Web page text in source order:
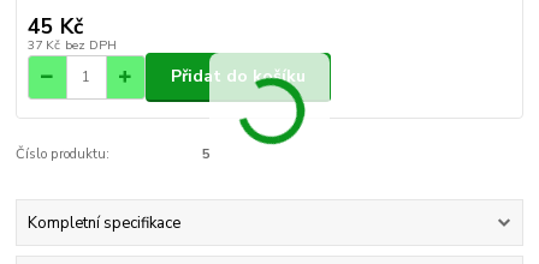
45 Kč
37 Kč bez DPH
Přidat do košíku
Číslo produktu: 5
Kompletní specifikace